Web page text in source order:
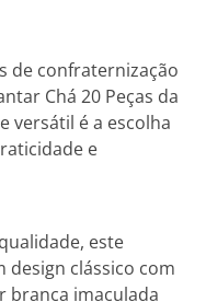
de confraternização
Chá 20 Peças da
versátil é a escolha
e
este
clássico com
branca imaculada